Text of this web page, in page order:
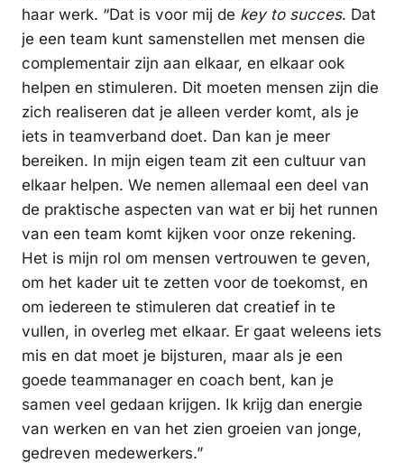
haar werk. “Dat is voor mij de key to succes. Dat
je een team kunt samenstellen met mensen die
complementair zijn aan elkaar, en elkaar ook
helpen en stimuleren. Dit moeten mensen zijn die
zich realiseren dat je alleen verder komt, als je
iets in teamverband doet. Dan kan je meer
bereiken. In mijn eigen team zit een cultuur van
elkaar helpen. We nemen allemaal een deel van
de praktische aspecten van wat er bij het runnen
van een team komt kijken voor onze rekening.
Het is mijn rol om mensen vertrouwen te geven,
om het kader uit te zetten voor de toekomst, en
om iedereen te stimuleren dat creatief in te
vullen, in overleg met elkaar. Er gaat weleens iets
mis en dat moet je bijsturen, maar als je een
goede teammanager en coach bent, kan je
samen veel gedaan krijgen. Ik krijg dan energie
van werken en van het zien groeien van jonge,
gedreven medewerkers.”